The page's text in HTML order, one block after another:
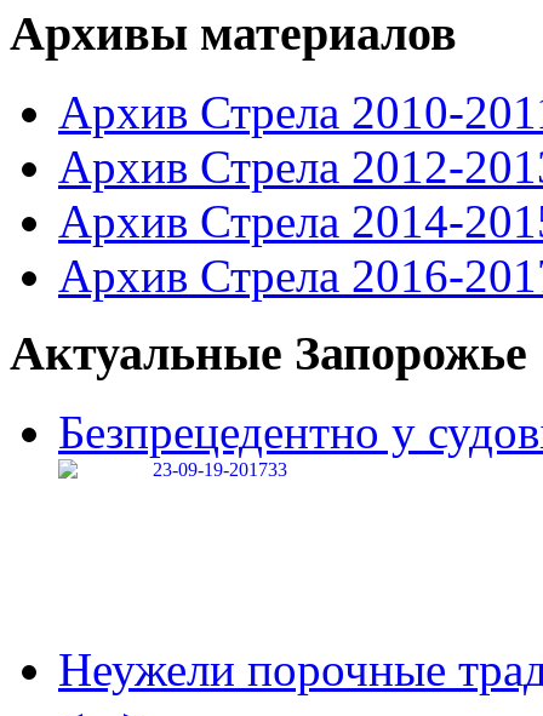
Архивы материалов
Архив Стрела 2010-
Архив Стрела 2012-
Архив Стрела 2014-
Архив Стрела 2016-
Актуальные Запорожье
Безпрецедентно у
Неужели порочные